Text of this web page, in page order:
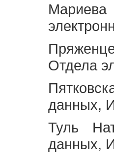
Отдела
данных,
Туль
данных,